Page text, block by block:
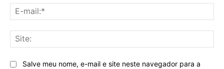
Salve meu nome, e-mail e site neste navegador para a